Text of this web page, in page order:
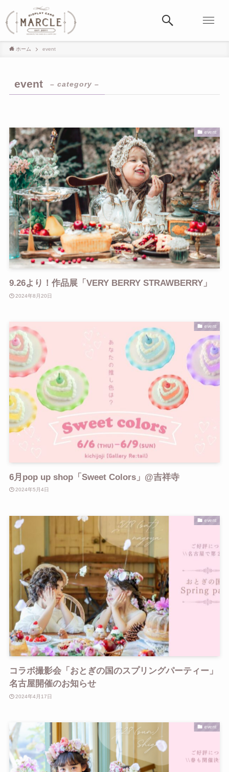
ホーム event
event – category –
event
9.26より！作品展「VERY BERRY STRAWBERRY」
2024年8月20日
event
6月pop up shop「Sweet Colors」@吉祥寺
2024年5月4日
event
コラボ撮影会「おとぎの国のスプリングパーティー」
名古屋開催のお知らせ
2024年4月17日
event